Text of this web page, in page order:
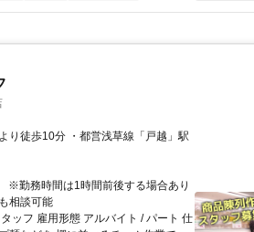
り徒歩10分 ・都営浅草線「戸越」駅
※勤務時間は1時間前後する場合あり
相談可能
ッフ 雇用形態 アルバイト / パート 仕